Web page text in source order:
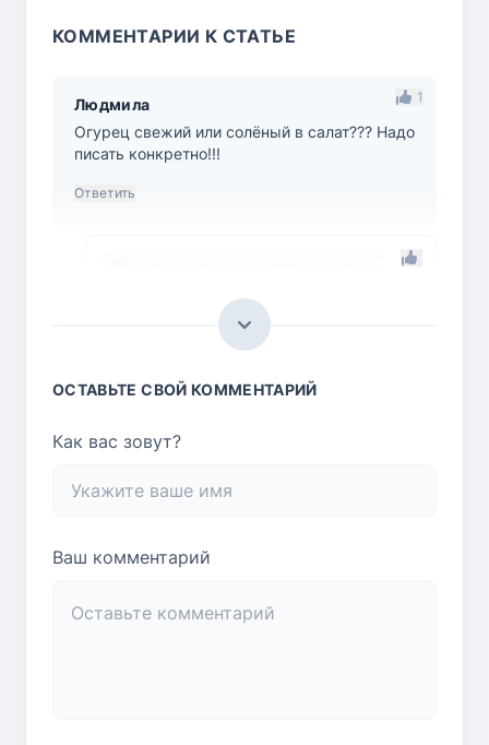
КОММЕНТАРИИ К СТАТЬЕ
Людмила
Огурец свежий или солёный в салат??? Надо
писать конкретно!!!
1
Ответить
Администратор
Добрый день, Людмила. Спасибо за ваш
отзыв! Мы внесли корректировки в
описание нашего рецепта.
Огурец свежий или солёный в са ...
Написано же по-русски что свежий
ОСТАВЬТЕ СВОЙ КОММЕНТАРИЙ
Как вас зовут?
Ваш комментарий